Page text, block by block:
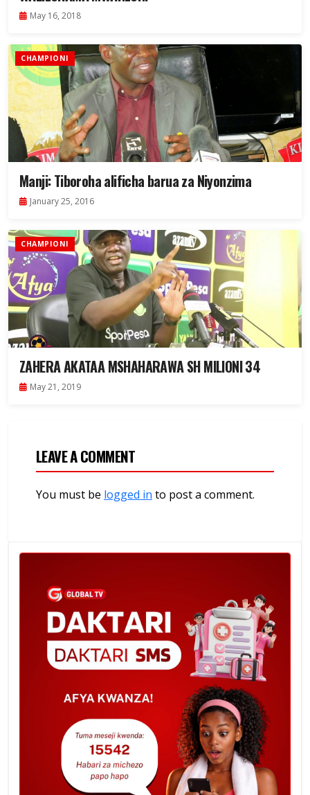
May 16, 2018
CHAMPIONI
Manji: Tiboroha alificha barua za Niyonzima
January 25, 2016
CHAMPIONI
ZAHERA AKATAA MSHAHARAWA SH MILIONI 34
May 21, 2019
LEAVE A COMMENT
You must be logged in to post a comment.